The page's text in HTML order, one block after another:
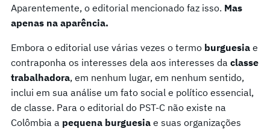
Aparentemente, o editorial mencionado faz isso. Mas
apenas na aparência.
Embora o editorial use várias vezes o termo burguesia e
contraponha os interesses dela aos interesses da classe
trabalhadora, em nenhum lugar, em nenhum sentido,
inclui em sua análise um fato social e político essencial,
de classe. Para o editorial do PST-C não existe na
Colômbia a pequena burguesia e suas organizações